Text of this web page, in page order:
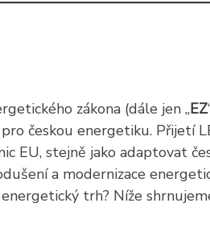
zákona (dále jen „EZ
českou energetiku. Přijetí
EU, stejně jako adaptovat
a modernizace
trh? Níže